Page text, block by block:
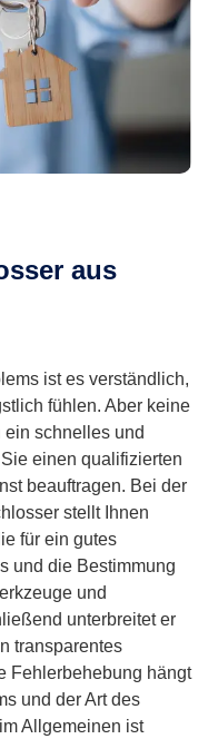
aus
ist es verständlich,
fühlen. Aber keine
schnelles und
einen qualifizierten
beauftragen. Bei der
stellt Ihnen
für ein gutes
und die Bestimmung
und
unterbreitet er
transparentes
Fehlerbehebung hängt
und der Art des
Allgemeinen ist